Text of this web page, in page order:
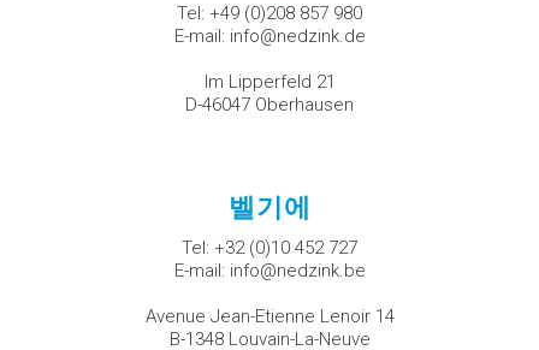
Tel: +49 (0)208 857 980
E-mail: info@nedzink.de
Im Lipperfeld 21
D-46047 Oberhausen
벨기에
Tel: +32 (0)10 452 727
E-mail: info@nedzink.be
Avenue Jean-Etienne Lenoir 14
B-1348 Louvain-La-Neuve